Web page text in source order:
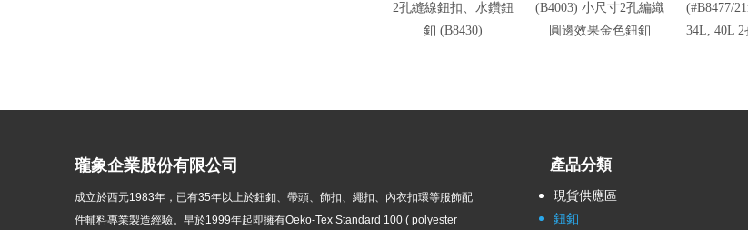
2孔縫線鈕扣、水鑽鈕
釦 (B8430)
(B4003) 小尺寸2孔編織
圓邊效果金色鈕釦
(#B8477/
34L, 40L
瓏象企業股份有限公司
成立於西元1983年， 已有35年以上於鈕釦、帶頭、飾扣、繩扣、內衣扣環等服飾配
件輔料專業製造經驗。早於1999年起即擁有Oeko-Tex Standard 100 ( polyester
產品分類
現貨供應區
鈕釦